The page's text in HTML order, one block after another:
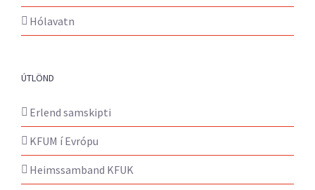
Hólavatn
ÚTLÖND
Erlend samskipti
KFUM í Evrópu
Heimssamband KFUK